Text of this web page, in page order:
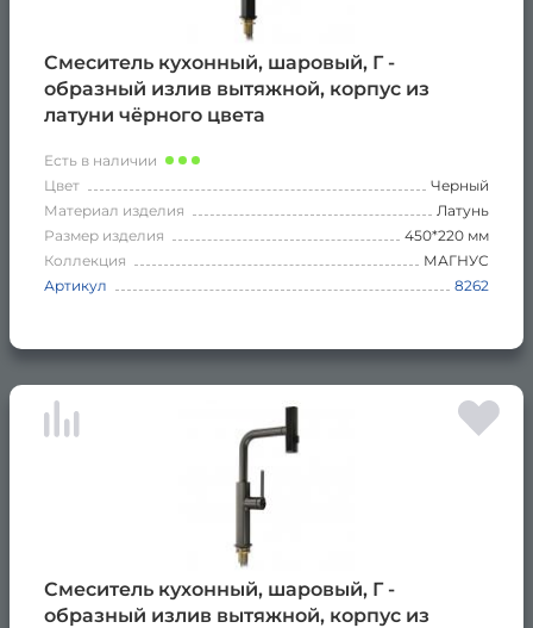
Смеситель кухонный, шаровый, Г -
образный излив вытяжной, корпус из
латуни чёрного цвета
Есть в наличии
Цвет
Черный
Материал изделия
Латунь
Размер изделия
450*220 мм
Коллекция
МАГНУС
Артикул
8262
Смеситель кухонный, шаровый, Г -
образный излив вытяжной, корпус из